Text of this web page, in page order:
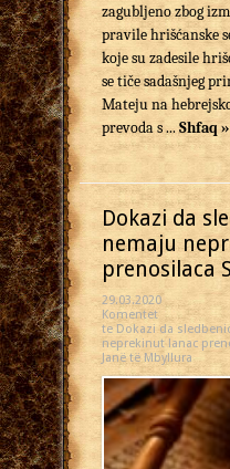
zagubljeno zbog
pravile hrišćanske
koje su zadesile
se tiče sadašnjeg
Mateju na
prevoda s ...Shfaq »
Dokazi da
nemaju
prenosilaca
29.03.2020
Komentet
te Dokazi da
neprekinut lanac
Janë të Mbyllura